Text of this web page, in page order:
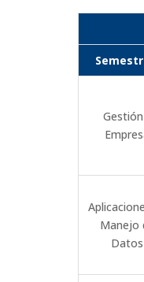
Manejo
Datos